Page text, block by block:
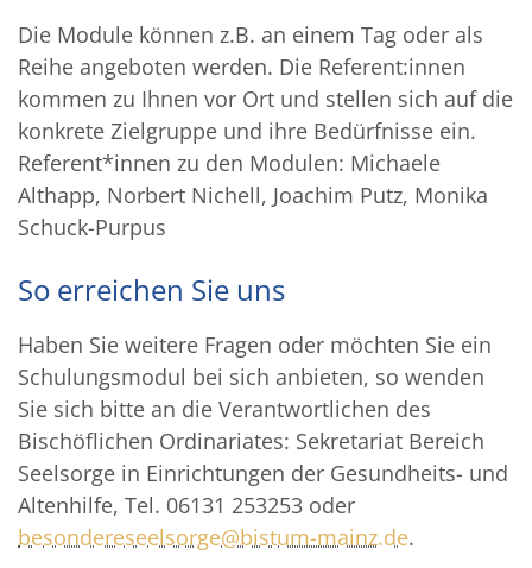
Die Module können z.B. an einem Tag oder als
Reihe angeboten werden. Die Referent:innen
kommen zu Ihnen vor Ort und stellen sich auf die
konkrete Zielgruppe und ihre Bedürfnisse ein.
Referent*innen zu den Modulen: Michaele
Althapp, Norbert Nichell, Joachim Putz, Monika
Schuck-Purpus
So erreichen Sie uns
Haben Sie weitere Fragen oder möchten Sie ein
Schulungsmodul bei sich anbieten, so wenden
Sie sich bitte an die Verantwortlichen des
Bischöflichen Ordinariates: Sekretariat Bereich
Seelsorge in Einrichtungen der Gesundheits- und
Altenhilfe, Tel. 06131 253253 oder
besondereseelsorge@bistum-mainz.de.